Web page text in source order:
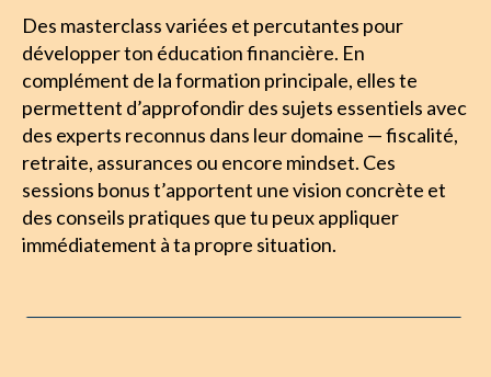
Des masterclass variées et percutantes pour
développer ton éducation financière. En
complément de la formation principale, elles te
permettent d’approfondir des sujets essentiels avec
des experts reconnus dans leur domaine — fiscalité,
retraite, assurances ou encore mindset. Ces
sessions bonus t’apportent une vision concrète et
des conseils pratiques que tu peux appliquer
immédiatement à ta propre situation.